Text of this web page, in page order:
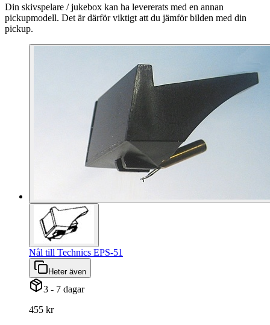
Din skivspelare / jukebox kan ha levererats med en annan
pickupmodell. Det är därför viktigt att du jämför bilden med din
pickup.
Nål till Technics EPS-51
Heter även
3 - 7 dagar
455 kr